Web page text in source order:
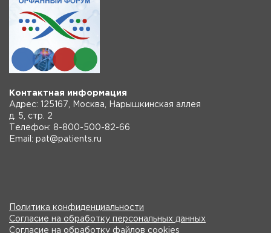
Контактная информация
Адрес: 125167, Москва, Нарышкинская аллея
д. 5, стр. 2
Телефон: 8-800-500-82-66
Email: pat@patients.ru
Политика конфиденциальности
Согласие на обработку персональных данных
Согласие на обработку файлов cookies